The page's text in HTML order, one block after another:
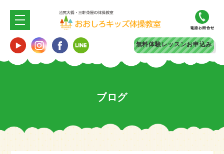
無料体験レッスンお申込み
ブログ